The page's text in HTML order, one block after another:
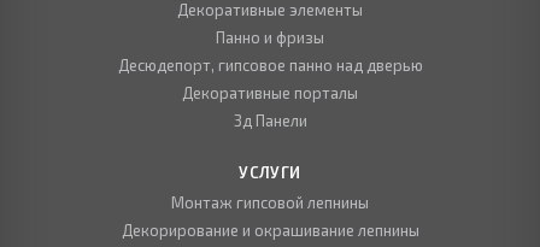
Декоративные элементы
Панно и фризы
Десюдепорт, гипсовое панно над дверью
Декоративные порталы
3д Панели
УСЛУГИ
Монтаж гипсовой лепнины
Декорирование и окрашивание лепнины